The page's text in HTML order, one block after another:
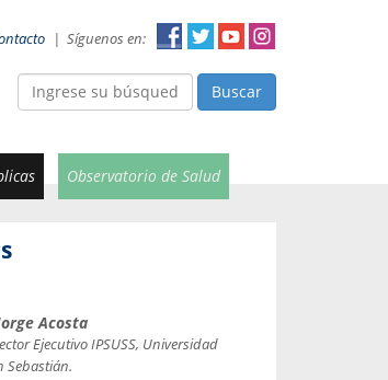
| Síguenos en:
Buscar
Observatorio de Salud
Acosta
Ejecutivo IPSUSS, Universidad
Sebastián.